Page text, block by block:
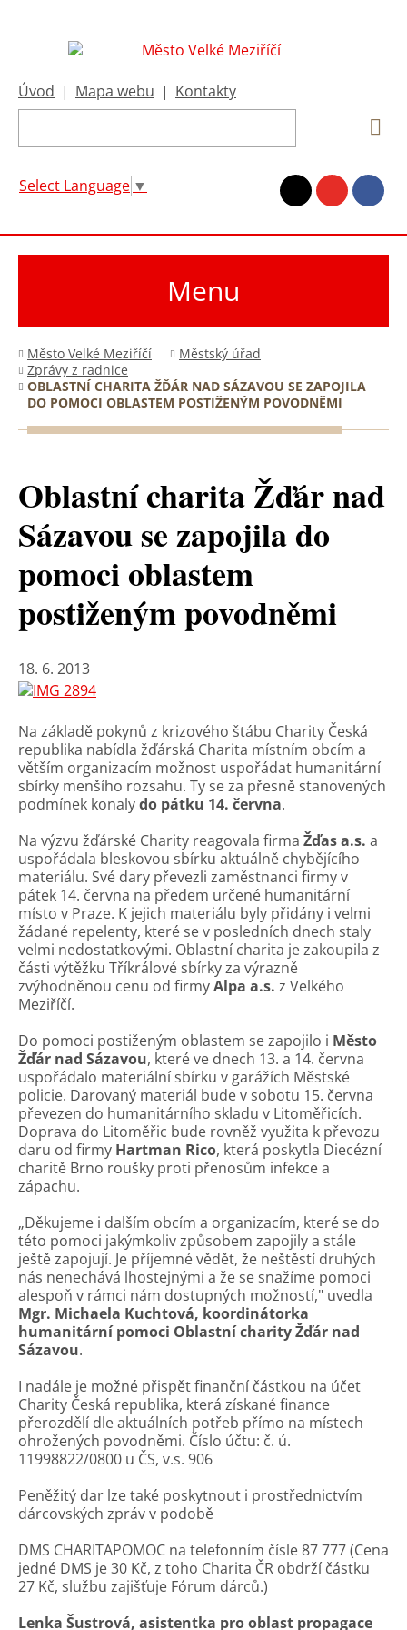
Úvod | Mapa webu | Kontakty
Select Language ▼
Menu
Město Velké Meziříčí
Městský úřad
Zprávy z radnice
OBLASTNÍ CHARITA ŽĎÁR NAD SÁZAVOU SE ZAPOJILA
DO POMOCI OBLASTEM POSTIŽENÝM POVODNĚMI
Oblastní charita Žďár nad
Sázavou se zapojila do
pomoci oblastem
postiženým povodněmi
18. 6. 2013
Na základě pokynů z krizového štábu Charity Česká
republika nabídla žďárská Charita místním obcím a
větším organizacím možnost uspořádat humanitární
sbírky menšího rozsahu. Ty se za přesně stanovených
podmínek konalydo pátku 14. června.
Na výzvu žďárské Charity reagovala firma Žďas a.s. a
uspořádala bleskovou sbírku aktuálně chybějícího
materiálu. Své dary převezli zaměstnanci firmy v
pátek 14. června na předem určené humanitární
místo v Praze. K jejich materiálu byly přidány i velmi
žádané repelenty, které se v posledních dnech staly
velmi nedostatkovými. Oblastní charita je zakoupila z
části výtěžku Tříkrálové sbírky za výrazně
zvýhodněnou cenu od firmyAlpa a.s. z Velkého
Meziříčí.
Do pomoci postiženým oblastem se zapojilo i Město
Žďár nad Sázavou, které ve dnech 13. a 14. června
uspořádalo materiální sbírku v garážích Městské
policie. Darovaný materiál bude v sobotu 15. června
převezen do humanitárního skladu v Litoměřicích.
Doprava do Litoměřic bude rovněž využita k převozu
daru od firmy Hartman Rico, která poskytla Diecézní
charitě Brno roušky proti přenosům infekce a
zápachu.
„Děkujeme i dalším obcím a organizacím, které se do
této pomoci jakýmkoliv způsobem zapojily a stále
ještě zapojují. Je příjemné vědět, že neštěstí druhých
nás nenechává lhostejnými a že se snažíme pomoci
alespoň v rámci nám dostupných možností," uvedla
Mgr. Michaela Kuchtová, koordinátorka
humanitární pomoci Oblastní charity Žďár nad
Sázavou.
I nadále je možné přispět finanční částkou na účet
Charity Česká republika, která získané finance
přerozdělí dle aktuálních potřeb přímo na místech
ohrožených povodněmi. Číslo účtu: č. ú.
11998822/0800 u ČS, v.s. 906
Peněžitý dar lze také poskytnout i prostřednictvím
dárcovských zpráv v podobě
DMS CHARITAPOMOC na telefonním čísle 87 777 (Cena
jedné DMS je 30 Kč, z toho Charita ČR obdrží částku
27 Kč, službu zajišťuje Fórum dárců.)
Lenka Šustrová, asistentka pro oblast propagace